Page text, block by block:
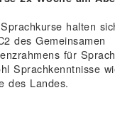
halten
des Gemeinsamen
für
Sprachkenntnisse
des Landes.